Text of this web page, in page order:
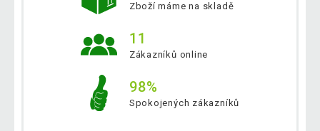
Zboží máme na skladě
11
Zákazníků online
98%
Spokojených zákazníků